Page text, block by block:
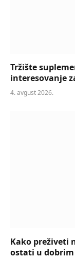
Tržište
interesovanje
4. avgust 2026.
Kako preživeti
ostati u